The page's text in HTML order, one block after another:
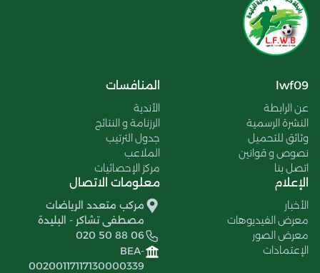
lwf09
عن الرابطة
النشرة الرسمية
وثائق للتحميل
نصوص و قوانين
اتصل بنا
المنافسات
الأندية
الرزنامة و النتائج
جدول الترتيب
الملاعب
مركز الإحصائيات
الإعلام
الأخبار
معرض الفيديوهات
معرض الصور
الإعتمادات
معلومات الاتصال
مركب متعدد الرياضات
مصطفى تشاكر - البليدة
020 50 88 06
BEA-
00200117117130000339